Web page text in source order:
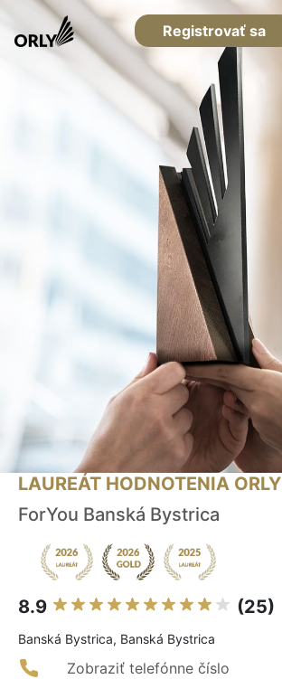
Registrovať sa
LAUREÁT HODNOTENIA ORLY
ForYou Banská Bystrica
8.9 (25)
Banská Bystrica, Banská Bystrica
Zobraziť telefónne číslo